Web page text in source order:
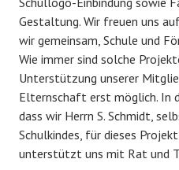
Gestaltung. Wir freuen uns
wir gemeinsam, Schule und
Wie immer sind solche
Unterstützung unserer
Elternschaft erst möglich. In
dass wir Herrn S. Schmidt,
Schulkindes, für dieses
unterstützt uns mit Rat und